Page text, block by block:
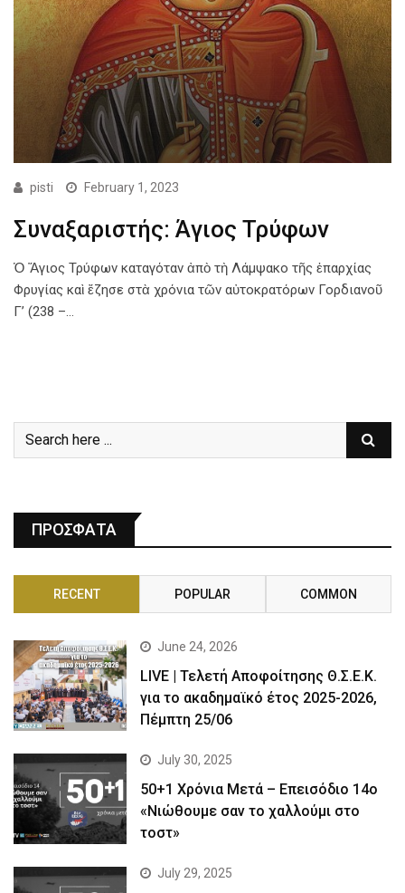
pisti February 1, 2023
Συναξαριστής: Άγιος Τρύφων
Ὁ Ἅγιος Τρύφων καταγόταν ἀπὸ τὴ Λάμψακο τῆς ἐπαρχίας
Φρυγίας καὶ ἔζησε στὰ χρόνια τῶν αὐτοκρατόρων Γορδιανοῦ
Γ’ (238 –…
ΠΡΟΣΦΑΤΑ
RECENT POPULAR COMMON
June 24, 2026
LIVE | Τελετή Αποφοίτησης Θ.Σ.Ε.Κ.
για το ακαδημαϊκό έτος 2025-2026,
Πέμπτη 25/06
July 30, 2025
50+1 Χρόνια Μετά – Επεισόδιο 14ο
«Νιώθουμε σαν το χαλλούμι στο
τοστ»
July 29, 2025